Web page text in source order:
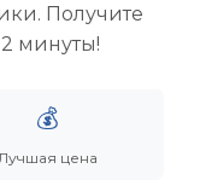
Получите
2 минуты!
💰
Лучшая цена